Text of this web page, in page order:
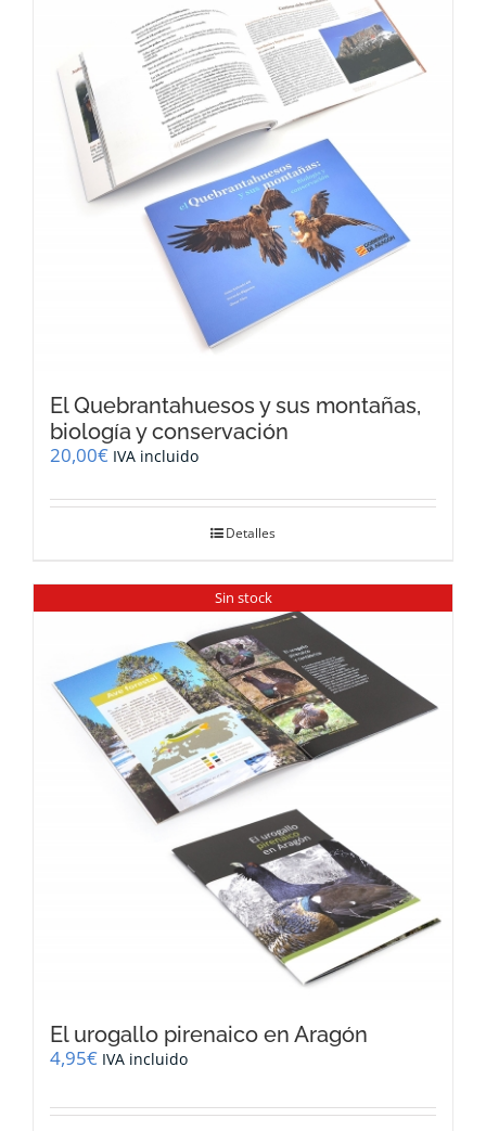
El Quebrantahuesos y sus montañas,
biología y conservación
20,00€ IVA incluido
Detalles
Sin stock
El urogallo pirenaico en Aragón
4,95€ IVA incluido